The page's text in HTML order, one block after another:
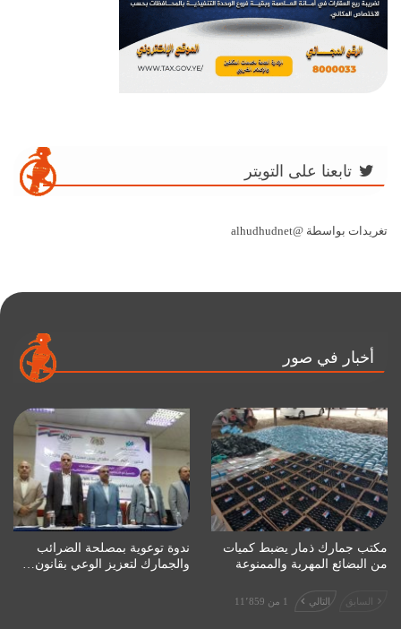
تابعنا على التويتر
تغريدات بواسطة @alhudhudnet
أخبار في صور
مكتب جمارك ذمار يضبط كميات
من البضائع المهربة والممنوعة
ندوة توعوية بمصلحة الضرائب
والجمارك لتعزيز الوعي بقانون…
السابق التالي 1 من 11٬859